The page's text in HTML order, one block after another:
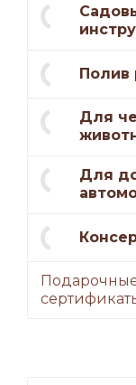
Полив
Для
Для